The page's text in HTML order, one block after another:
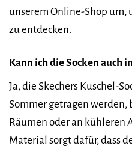
unserem Online-Shop um,
zu entdecken.
Kann ich die Socken auch
Ja, die Skechers Kuschel-
Sommer getragen
Räumen oder an kühleren
Material sorgt dafür, dass